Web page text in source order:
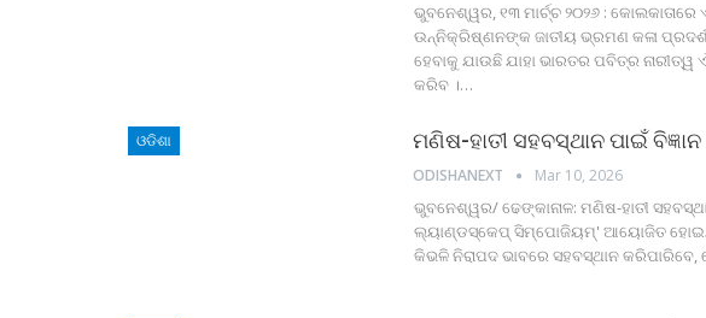
ଭୁବନେଶ୍ୱର, ୧୩ ମାର୍ଚ୍ଚ ୨୦୨୬ : କୋଲକାତାରେ
ଉନ୍ନିକ୍ରିଷ୍ଣନଙ୍କ ଜାତୀୟ ଭ୍ରମଣ କଳା
ହେବାକୁ ଯାଉଛି ଯାହା ଭାରତର ପବିତ୍ର
କରିବ ।…
ଓଡିଶା ମଣିଷ-ହାତୀ ସହବସ୍ଥାନ ପାଇଁ
ODISHANEXT Mar 10, 2026
ଭୁବନେଶ୍ୱର/ ଢେଙ୍କାନାଳ: ମଣିଷ-ହାତୀ
ଲ୍ୟାଣ୍ଡସ୍କେପ୍ ସିମ୍ପୋଜିୟମ୍‌' ଆୟୋଜିତ
କିଭଳି ନିରାପଦ ଭାବରେ ସହବସ୍ଥାନ କରିପାରିବେ,